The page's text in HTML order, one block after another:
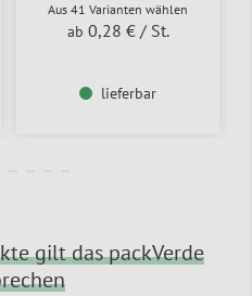
Aus 41 Varianten wählen
ab 0,28 € / St.
lieferbar
gilt das packVerde